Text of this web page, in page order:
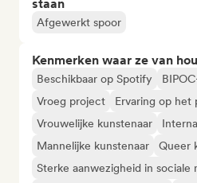
staan
Afgewerkt spoor
Kenmerken waar ze van
Beschikbaar op Spotify
Vroeg project
Ervaring op het
Vrouwelijke kunstenaar
Mannelijke kunstenaar
Queer
Sterke aanwezigheid in sociale